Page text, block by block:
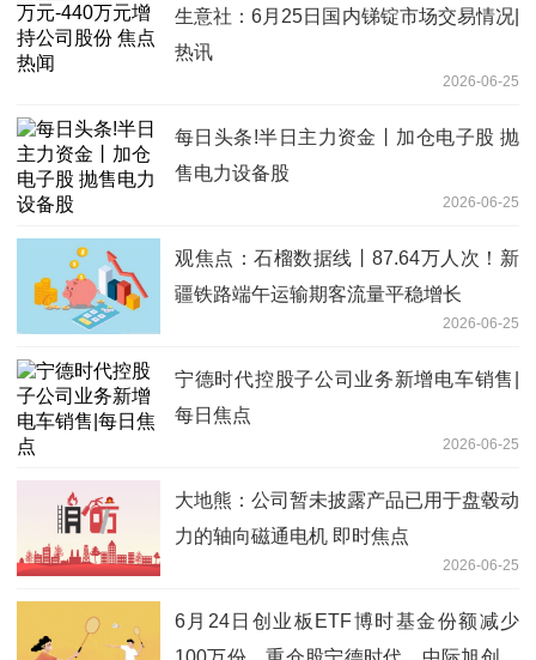
生意社：6月25日国内锑锭市场交易情况|
热讯
2026-06-25
每日头条!半日主力资金丨加仓电子股 抛
售电力设备股
2026-06-25
观焦点：石榴数据线丨87.64万人次！新
疆铁路端午运输期客流量平稳增长
2026-06-25
宁德时代控股子公司业务新增电车销售|
每日焦点
2026-06-25
大地熊：公司暂未披露产品已用于盘毂动
力的轴向磁通电机 即时焦点
2026-06-25
6月24日创业板ETF博时基金份额减少